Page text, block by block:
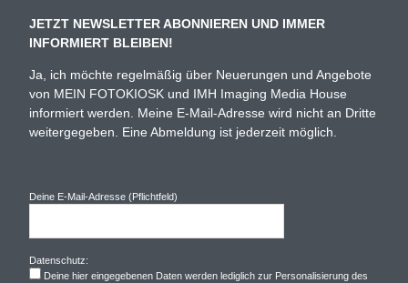
JETZT NEWSLETTER ABONNIEREN UND IMMER
INFORMIERT BLEIBEN!
Ja, ich möchte regelmäßig über Neuerungen und Angebote
von MEIN FOTOKIOSK und IMH Imaging Media House
informiert werden. Meine E-Mail-Adresse wird nicht an Dritte
weitergegeben. Eine Abmeldung ist jederzeit möglich.
Deine E-Mail-Adresse (Pflichtfeld)
Datenschutz:
Deine hier eingegebenen Daten werden lediglich zur Personalisierung des